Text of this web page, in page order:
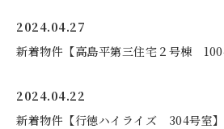
2024.04.27
新着物件【高島平第三住宅２号棟
2024.04.22
新着物件【行徳ハイライズ 304号室】